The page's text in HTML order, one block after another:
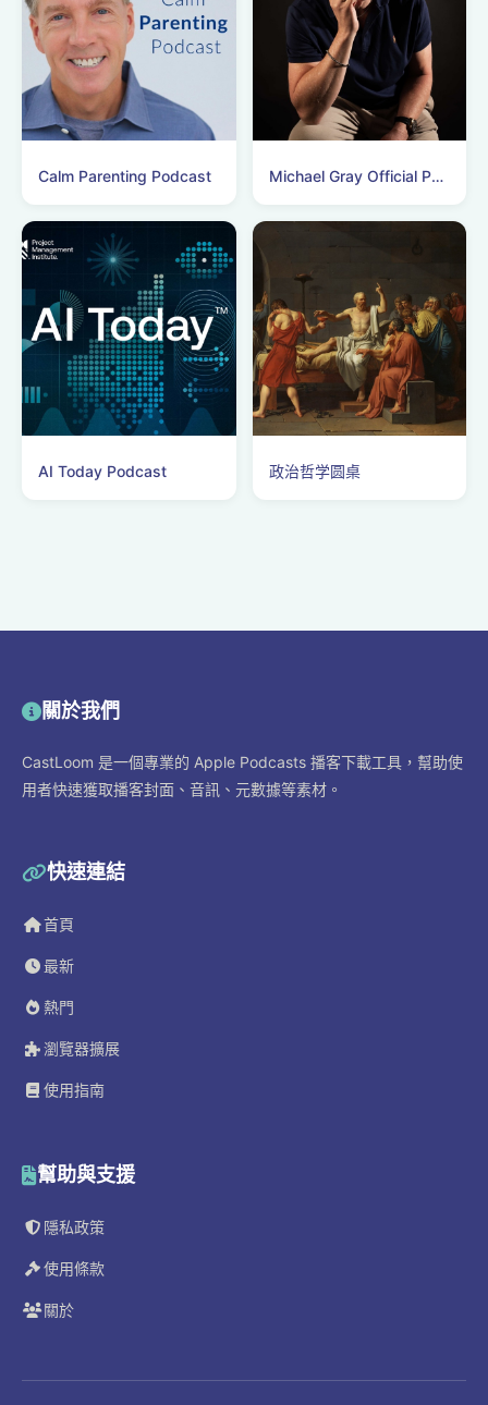
Calm Parenting Podcast Michael Gray Official Podcasts
AI Today Podcast 政治哲学圆桌
關於我們
CastLoom 是一個專業的 Apple Podcasts 播客下載工具，幫助使
用者快速獲取播客封面、音訊、元數據等素材。
快速連結
首頁
最新
熱門
瀏覽器擴展
使用指南
幫助與支援
隱私政策
使用條款
關於